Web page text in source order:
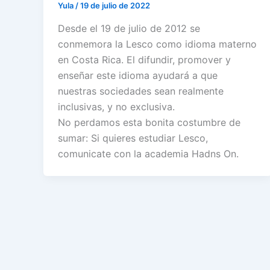
Yula /19 de julio de 2022
Desde el 19 de julio de 2012 se
conmemora la Lesco como idioma materno
en Costa Rica. El difundir, promover y
enseñar este idioma ayudará a que
nuestras sociedades sean realmente
inclusivas, y no exclusiva.
No perdamos esta bonita costumbre de
sumar: Si quieres estudiar Lesco,
comunicate con la academia Hadns On.